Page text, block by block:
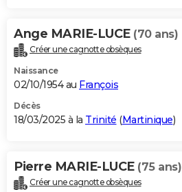
Ange MARIE-LUCE (70 ans)
Créer une cagnotte obsèques
Naissance
02/10/1954 au François
Décès
18/03/2025 à la Trinité (Martinique)
Pierre MARIE-LUCE (75 ans)
Créer une cagnotte obsèques